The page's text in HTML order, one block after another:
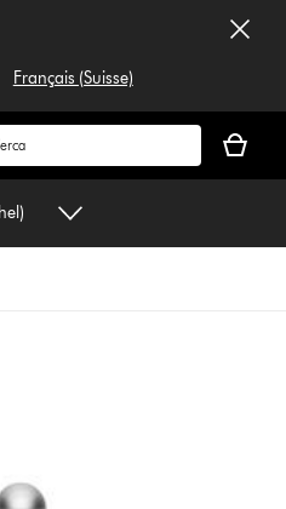
Français (Suisse)
carrello
è